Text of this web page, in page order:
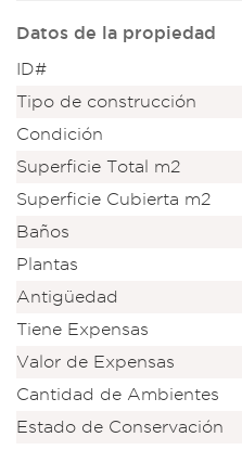
Datos de la propiedad
ID#
Tipo de construcción
Condición
Superficie Total m2
Superficie Cubierta m2
Baños
Plantas
Antigüedad
Tiene Expensas
Valor de Expensas
Cantidad de Ambientes
Estado de Conservación